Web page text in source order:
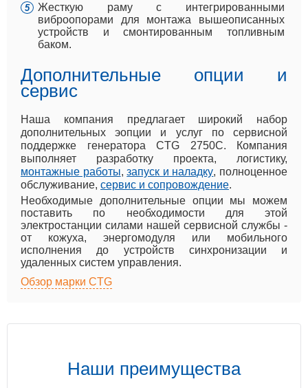
Жесткую раму с интегрированными
виброопорами для монтажа вышеописанных
устройств и смонтированным топливным
баком.
Дополнительные опции и
сервис
Наша компания предлагает широкий набор
дополнительных эопции и услуг по сервисной
поддержке генератора CTG 2750C. Компания
выполняет разработку проекта, логистику,
монтажные работы,запуск и наладку, полноценное
обслуживание, сервис и сопровождение.
Необходимые дополнительные опции мы можем
поставить по необходимости для этой
электростанции силами нашей сервисной службы -
от кожуха, энергомодуля или мобильного
исполнения до устройств синхронизации и
удаленных систем управления.
Обзор марки CTG
Наши преимущества